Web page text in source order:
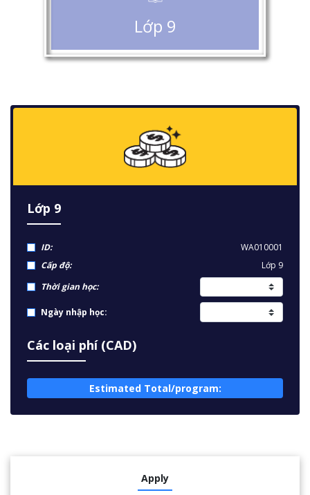
Lớp 9
Lớp 9
ID:
WA010001
Cấp độ:
Lớp 9
Thời gian học:
Ngày nhập học:
Các loại phí (CAD)
Estimated Total/program:
Apply